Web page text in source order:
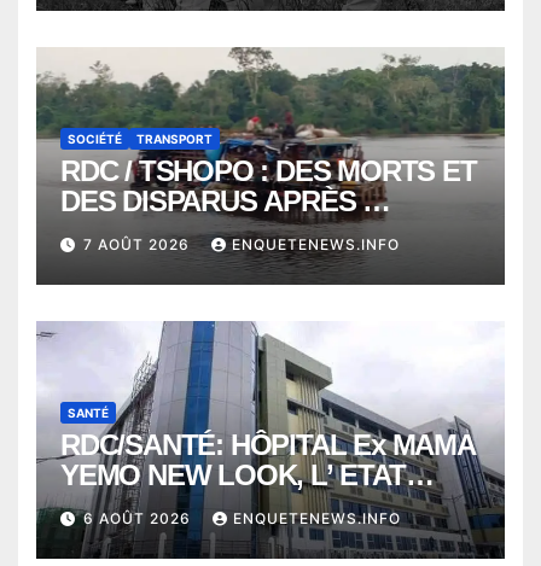
VERS 2000 DÉCÈS
SOCIÉTÉ TRANSPORT
RDC / TSHOPO : DES MORTS ET
DES DISPARUS APRÈS
NAUFRAGE D’UNE BALEINIERE
À QUELQUES KILOMÈTRES DE
KISANGANI
7 AOÛT 2026 ENQUETENEWS.INFO
SANTÉ
RDC/SANTÉ: HÔPITAL Ex MAMA
YEMO NEW LOOK, L’ ETAT
PERD LE CONTROLE
6 AOÛT 2026 ENQUETENEWS.INFO